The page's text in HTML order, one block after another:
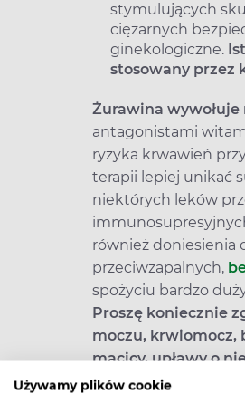
Używamy plików cookie
stymulujących
ciężarnych
ginekologiczne.
stosowany przez
Żurawina
antagonistami
ryzyka krwawień
terapii lepiej unikać
niektórych leków
również doniesienia
przeciwzapalnych,
spożyciu bardzo
Proszę koniecznie
moczu, krwiomocz,
macicy, upławy o
a przy objawach